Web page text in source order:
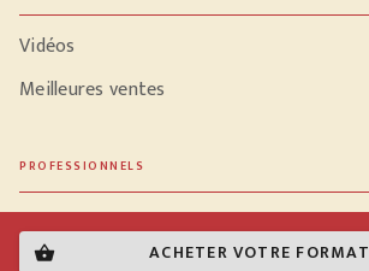
shopping_basket ACHETER VOTRE FORMAT
Vidéos
Meilleures ventes
PROFESSIONNELS
Libraires